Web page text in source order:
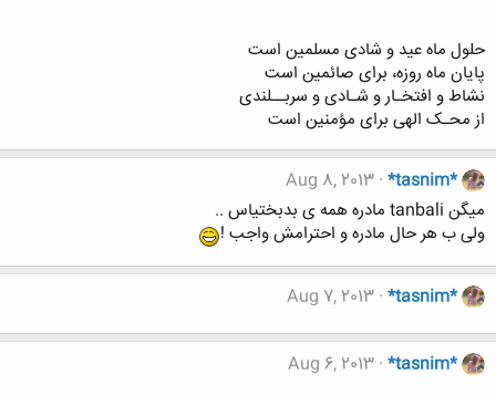
حلول ماه عید و شادی مسلمین است
پایان ماه روزه، برای صائمین است
نشاط و افتخـار و شـادی و سربــلندی
از محـک الهی برای مؤمنین است
*tasnim*
Aug 8, 2013
میگن tanbali مادره همه ی بدبختیاس ..
ولی ب هر حال مادره و احترامش واجب !
*tasnim*
Aug 7, 2013
*tasnim*
Aug 6, 2013